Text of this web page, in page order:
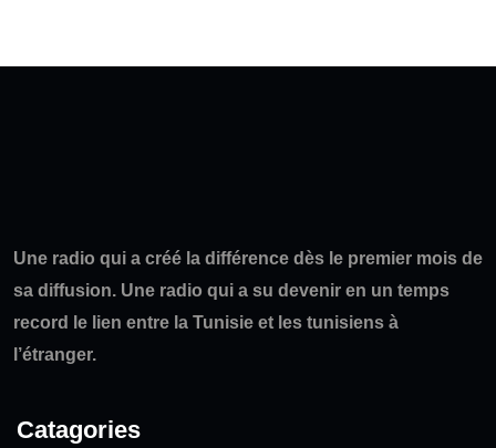
Une radio qui a créé la différence dès le premier mois de
sa diffusion. Une radio qui a su devenir en un temps
record le lien entre la Tunisie et les tunisiens à
l’étranger.
Catagories